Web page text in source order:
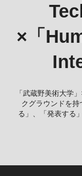
×「
「武蔵野美術大学
クグラウンドを
る」、「発表する